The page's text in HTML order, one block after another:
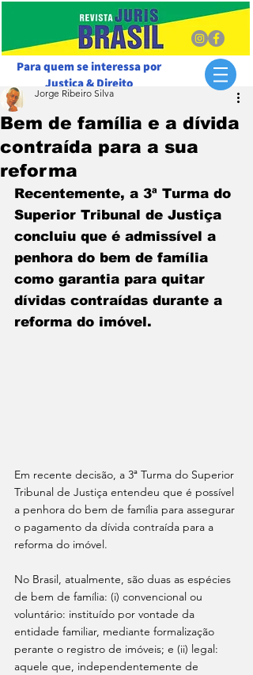
Para quem se interessa por
Justiça & Direito
Bem de família e a dívida
contraída para a sua
reforma
Jorge Ribeiro Silva
Recentemente, a 3ª Turma do
Superior Tribunal de Justiça
concluiu que é admissível a
penhora do bem de família
como garantia para quitar
dívidas contraídas durante a
reforma do imóvel.
Em recente decisão, a 3ª Turma do Superior
Tribunal de Justiça entendeu que é possível
a penhora do bem de família para assegurar
o pagamento da dívida contraída para a
reforma do imóvel.
No Brasil, atualmente, são duas as espécies
de bem de família: (i) convencional ou
voluntário: instituído por vontade da
entidade familiar, mediante formalização
perante o registro de imóveis; e (ii) legal:
aquele que, independentemente de